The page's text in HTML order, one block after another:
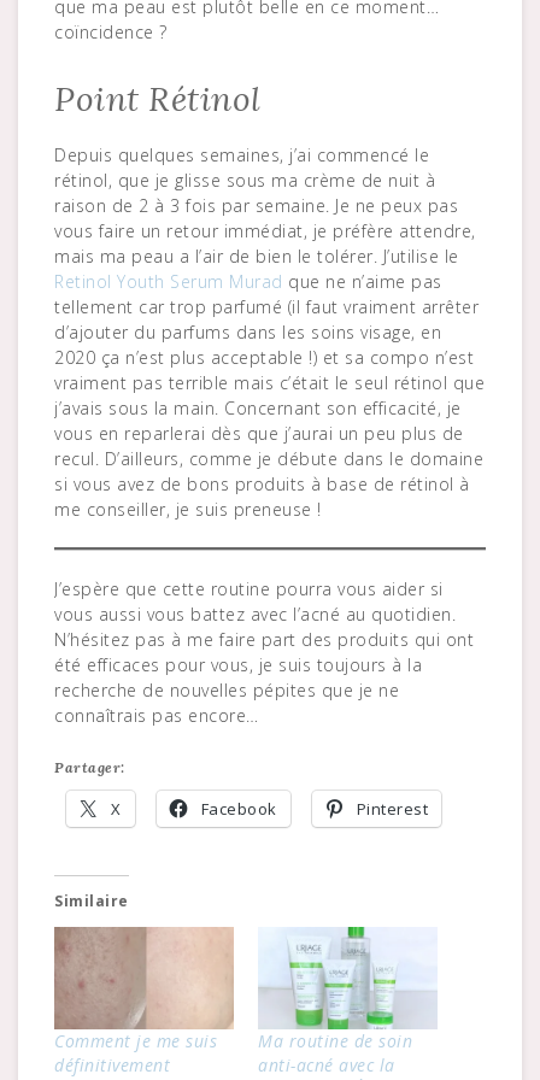
que ma peau est plutôt belle en ce moment…
coïncidence ?
Point Rétinol
Depuis quelques semaines, j’ai commencé le
rétinol, que je glisse sous ma crème de nuit à
raison de 2 à 3 fois par semaine. Je ne peux pas
vous faire un retour immédiat, je préfère attendre,
mais ma peau a l’air de bien le tolérer. J’utilise le
Retinol Youth Serum Murad que ne n’aime pas
tellement car trop parfumé (il faut vraiment arrêter
d’ajouter du parfums dans les soins visage, en
2020 ça n’est plus acceptable !) et sa compo n’est
vraiment pas terrible mais c’était le seul rétinol que
j’avais sous la main. Concernant son efficacité, je
vous en reparlerai dès que j’aurai un peu plus de
recul. D’ailleurs, comme je débute dans le domaine
si vous avez de bons produits à base de rétinol à
me conseiller, je suis preneuse !
J’espère que cette routine pourra vous aider si
vous aussi vous battez avec l’acné au quotidien.
N’hésitez pas à me faire part des produits qui ont
été efficaces pour vous, je suis toujours à la
recherche de nouvelles pépites que je ne
connaîtrais pas encore…
Partager:
X Facebook Pinterest
Similaire
Comment je me suis
définitivement
Ma routine de soin
anti-acné avec la